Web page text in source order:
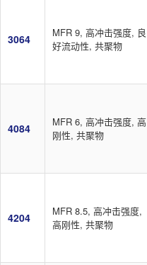
3064
MFR 9, 高冲击强度, 良
好流动性, 共聚物
4084
MFR 6, 高冲击强度, 高
刚性, 共聚物
4204
MFR 8.5, 高冲击强度,
高刚性, 共聚物